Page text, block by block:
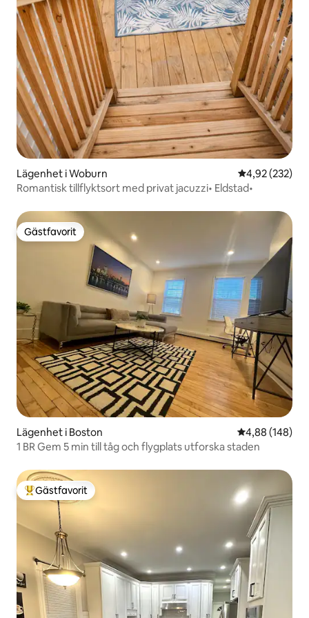
Lägenhet i Woburn 4,92 av 5 i
4,92 (232)
Romantisk tillflyktsort med privat jacuzzi• Eldstad•
Gästfavorit
Gästfavorit
Lägenhet i Boston 4,88 av 5 i
4,88 (148)
1 BR Gem 5 min till tåg och flygplats utforska staden
Populär gästfavorit
Gästfavorit